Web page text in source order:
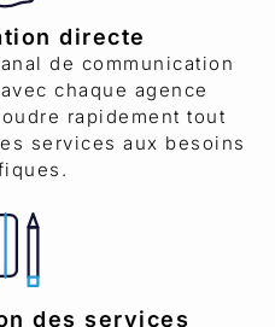
directe
de communication
chaque agence
rapidement tout
services aux besoins
des services